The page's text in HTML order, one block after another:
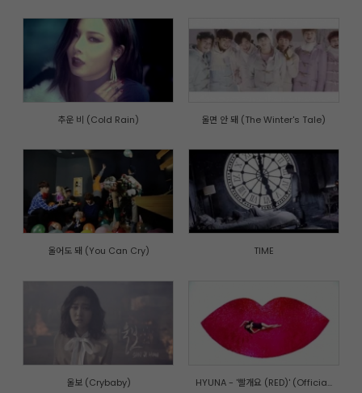
추운 비 (Cold Rain) 울면 안 돼 (The Winter's Tale)
울어도 돼 (You Can Cry) TIME
울보 (Crybaby) HYUNA - '빨개요 (RED)' (Officia...